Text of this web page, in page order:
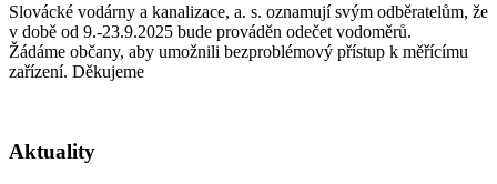
Slovácké vodárny a kanalizace, a. s. oznamují svým odběratelům, že
v době od 9.-23.9.2025 bude prováděn odečet vodoměrů.
Žádáme občany, aby umožnili bezproblémový přístup k měřícímu
zařízení. Děkujeme
Aktuality